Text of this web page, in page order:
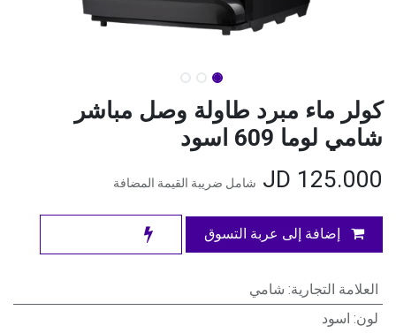
كولر ماء مبرد طاولة وصل مباشر
شامي لوما 609 اسود
125.000
شامل ضريبة القيمة المضافة
إضافة إلى عربة التسوق
العلامة التجارية: شامي
لون: اسود